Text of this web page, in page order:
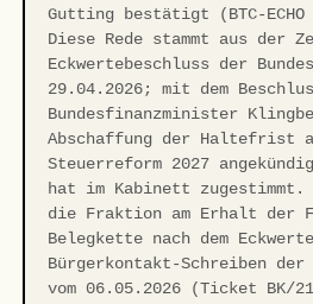
Gutting bestätigt (BTC-
Diese Rede stammt aus der
Eckwertebeschluss der
29.04.2026; mit dem
Bundesfinanzminister
Abschaffung der Haltefrist
Steuerreform 2027
hat im Kabinett zugestimmt.
die Fraktion am Erhalt der
Belegkette nach dem
Bürgerkontakt-Schreiben der
vom 06.05.2026 (Ticket BK/